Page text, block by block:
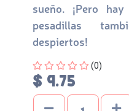
sueño. ¡Pero
pesadillas
despiertos!
Four out of Five Stars
(0)
$ 9.75